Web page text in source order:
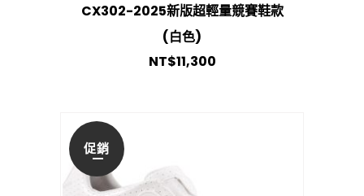
CX302-2025新版超輕量競賽鞋款
(白色)
NT$11,300
促銷